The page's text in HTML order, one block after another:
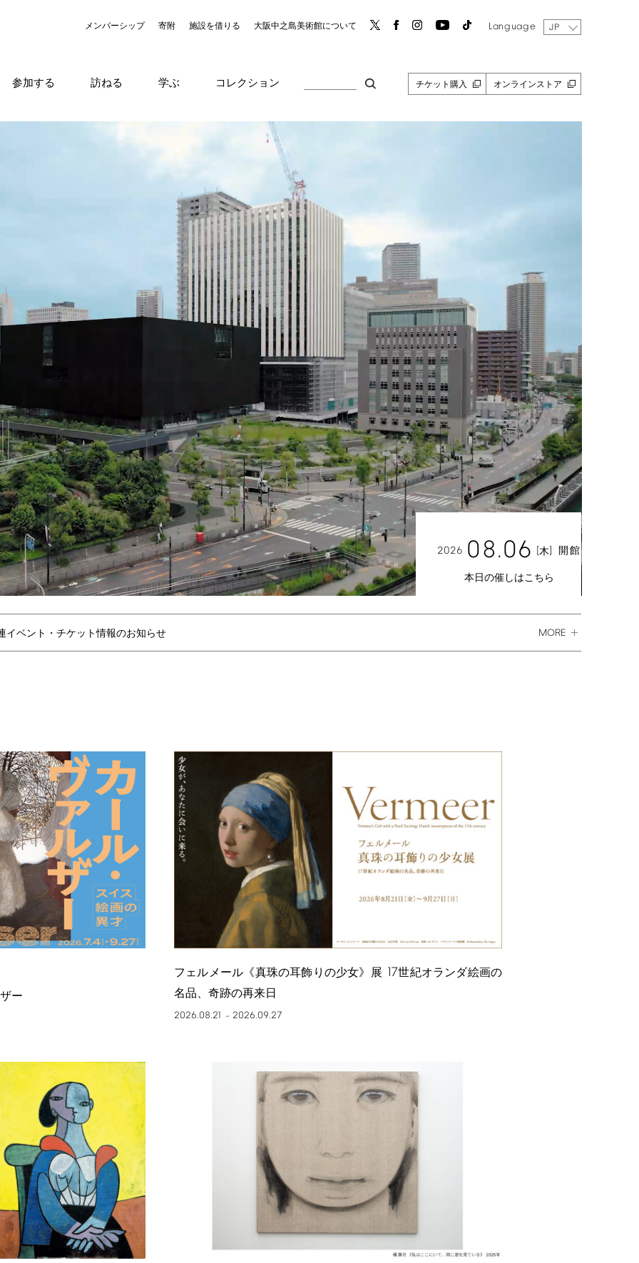
メンバーシップ 寄附 施設を借りる 大阪中之島美術館について Language JP
参加する 訪ねる 学ぶ コレクション チケット購入 オンラインストア
2026 08.06 [木] 開館
本日の催しはこちら
イベント・チケット情報のお知らせ MORE
ー
フェルメール《真珠の耳飾りの少女》展 17世紀オランダ絵画の
名品、奇跡の再来日
2026.08.21 – 2026.09.27